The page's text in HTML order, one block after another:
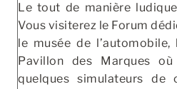
Le tout de manière
Vous visiterez le Forum
le musée de
Pavillon des Marques
quelques simulateurs de